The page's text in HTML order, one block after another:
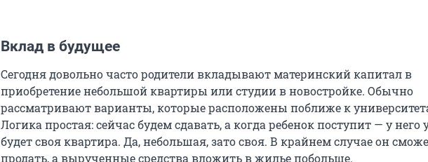
Вклад в будущее
Сегодня довольно часто родители вкладывают материнский капитал в
приобретение небольшой квартиры или студии в новостройке. Обычно
рассматривают варианты, которые расположены поближе к
Логика простая: сейчас будем сдавать, а когда ребенок поступит — у него
будет своя квартира. Да, небольшая, зато своя. В крайнем случае он
продать, а вырученные средства вложить в жилье побольше.